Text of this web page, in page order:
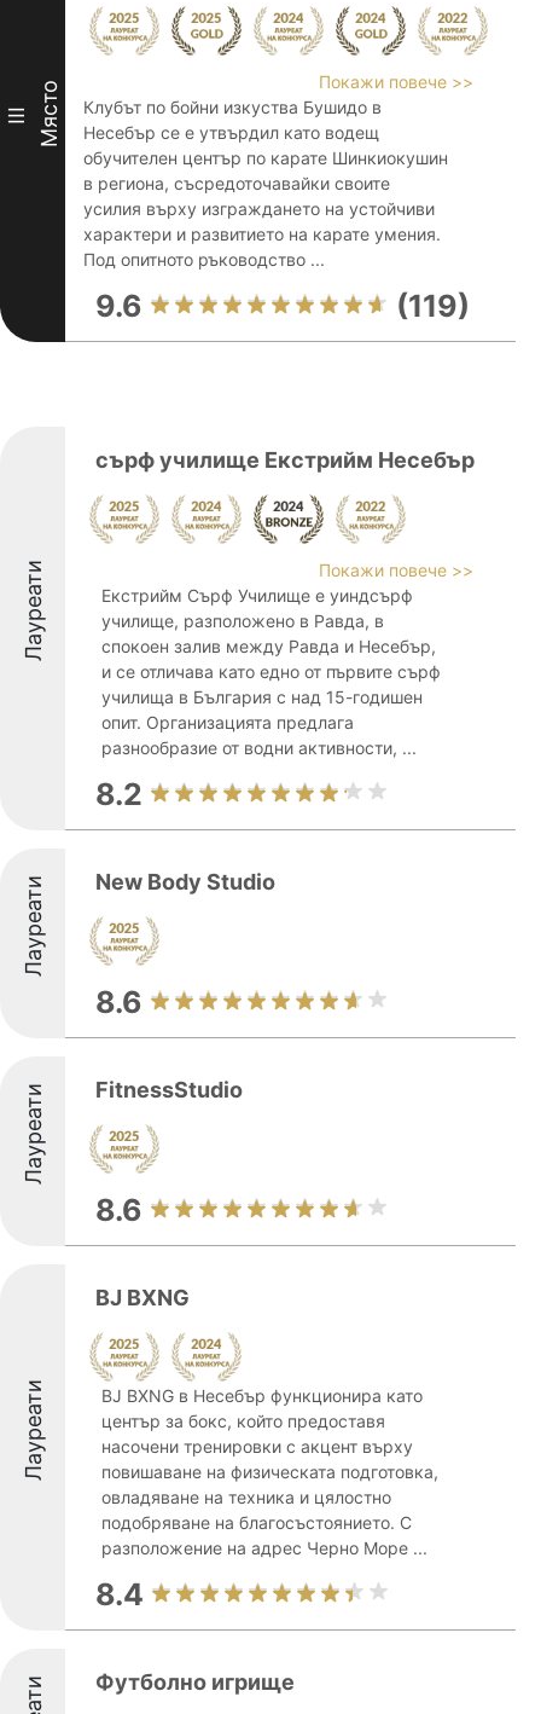
III Място
Покажи повече >>
Клубът по бойни изкуства Бушидо в
Несебър се е утвърдил като водещ
обучителен център по карате Шинкиокушин
в региона, съсредоточавайки своите
усилия върху изграждането на устойчиви
характери и развитието на карате умения.
Под опитното ръководство ...
9.6 (119)
Лауреати
сърф училище Екстрийм Несебър
Покажи повече >>
Екстрийм Сърф Училище е уиндсърф
училище, разположено в Равда, в
спокоен залив между Равда и Несебър,
и се отличава като едно от първите сърф
училища в България с над 15-годишен
опит. Организацията предлага
разнообразие от водни активности, ...
8.2
Лауреати New Body Studio
8.6
Лауреати FitnessStudio
8.6
Лауреати
BJ BXNG
BJ BXNG в Несебър функционира като
център за бокс, който предоставя
насочени тренировки с акцент върху
повишаване на физическата подготовка,
овладяване на техника и цялостно
подобряване на благосъстоянието. С
разположение на адрес Черно Море ...
8.4
Футболно игрище